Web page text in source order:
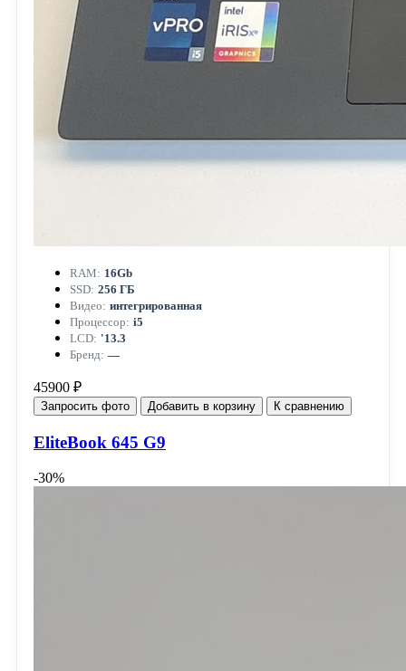
RAM: 16Gb
SSD: 256 ГБ
Видео: интегрированная
Процессор: i5
LCD: '13.3
Бренд: —
45900 ₽
Запросить фото Добавить в корзину К сравнению
EliteBook 645 G9
-30%